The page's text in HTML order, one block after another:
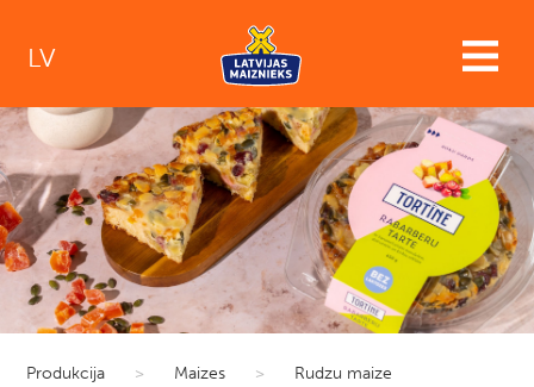
LV
Produkcija > Maizes > Rudzu maize